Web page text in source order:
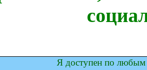
Я доступен по любым